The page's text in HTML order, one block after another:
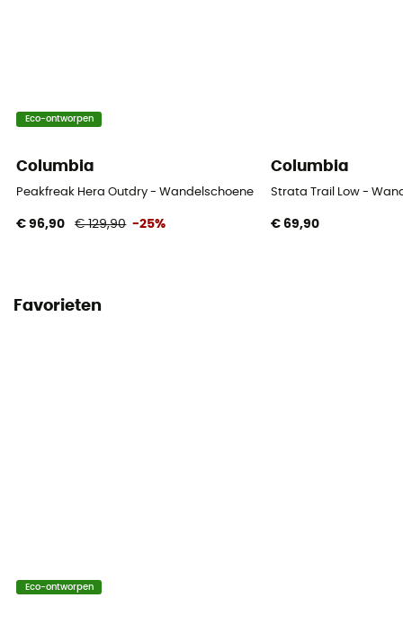
Eco-ontworpen
Columbia
Peakfreak Hera Outdry - Wandelschoenen - Dames
€ 96,90 € 129,90 -25%
Columbia
Strata Trail Low -
€ 69,90
Favorieten
Eco-ontworpen